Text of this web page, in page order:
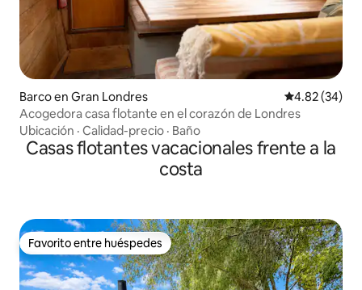
Barco en Gran Londres Calificación
4.82 (34)
Acogedora casa flotante en el corazón de Londres
Ubicación · Calidad-precio · Baño
Casas flotantes vacacionales frente a la
costa
Favorito entre huéspedes
Favorito entre huéspedes